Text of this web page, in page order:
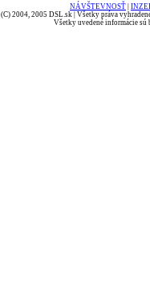
NÁVŠTEVNOSŤ
(C) 2004, 2005 DSL.sk | Všetky práva
Všetky uvedené informácie sú